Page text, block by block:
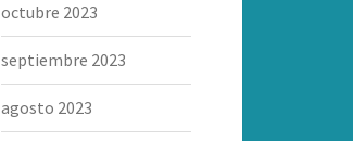
octubre 2023
septiembre 2023
agosto 2023